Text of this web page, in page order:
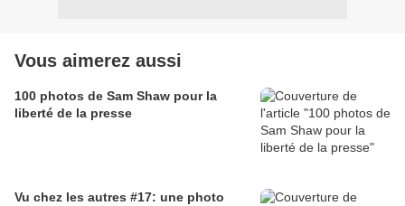
Vous aimerez aussi
100 photos de Sam Shaw pour la
liberté de la presse
Vu chez les autres #17: une photo